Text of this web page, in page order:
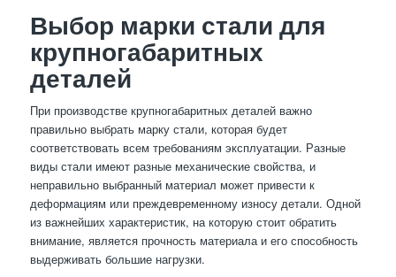
Выбор марки стали для
крупногабаритных
деталей
При производстве крупногабаритных деталей важно
правильно выбрать марку стали, которая будет
соответствовать всем требованиям эксплуатации. Разные
виды стали имеют разные механические свойства, и
неправильно выбранный материал может привести к
деформациям или преждевременному износу детали. Одной
из важнейших характеристик, на которую стоит обратить
внимание, является прочность материала и его способность
выдерживать большие нагрузки.